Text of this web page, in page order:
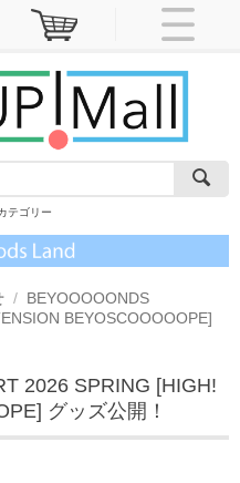
テゴリー
/ BEYOOOOONDS
BEYOSCOOOOOPE]
2026 SPRING [HIGH!
グッズ公開！